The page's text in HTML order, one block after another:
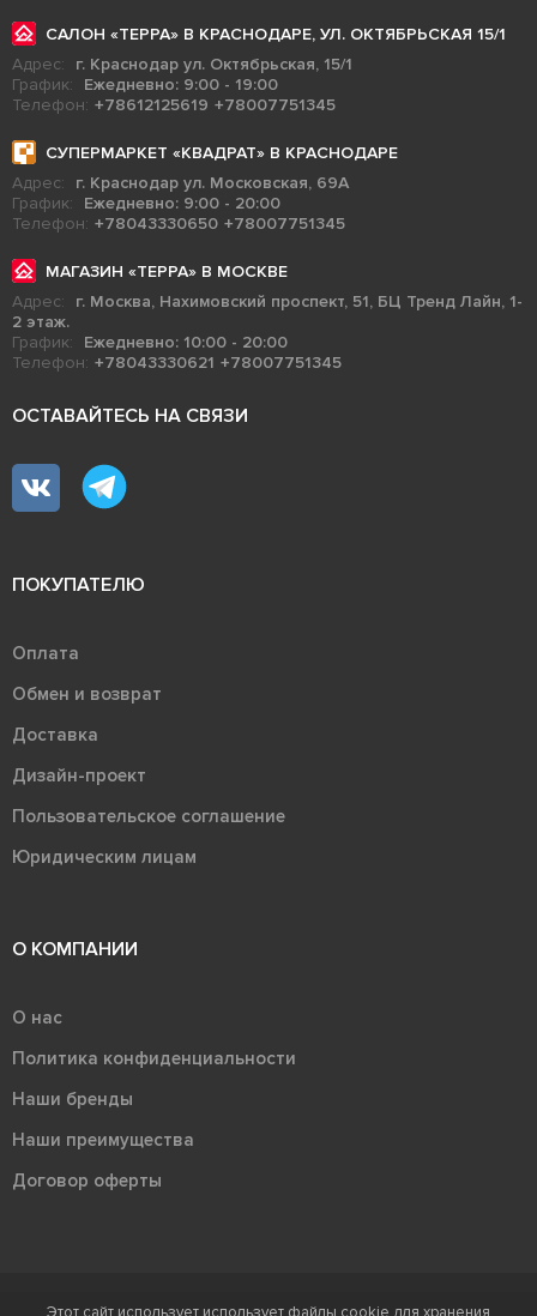
САЛОН «ТЕРРА» В КРАСНОДАРЕ, УЛ. ОКТЯБРЬСКАЯ 15/1
Адрес:
г. Краснодар ул. Октябрьская, 15/1
График:
Ежедневно: 9:00 - 19:00
Телефон: +78612125619 +78007751345
СУПЕРМАРКЕТ «КВАДРАТ» В КРАСНОДАРЕ
Адрес:
г. Краснодар ул. Московская, 69А
График:
Ежедневно: 9:00 - 20:00
Телефон: +78043330650 +78007751345
МАГАЗИН «ТЕРРА» В МОСКВЕ
Адрес:
г. Москва, Нахимовский проспект, 51, БЦ Тренд Лайн, 1-
2 этаж.
График:
Ежедневно: 10:00 - 20:00
Телефон: +78043330621 +78007751345
ОСТАВАЙТЕСЬ НА СВЯЗИ
ПОКУПАТЕЛЮ
Оплата
Обмен и возврат
Доставка
Дизайн-проект
Пользовательское соглашение
Юридическим лицам
О КОМПАНИИ
О нас
Политика конфиденциальности
Наши бренды
Наши преимущества
Договор оферты